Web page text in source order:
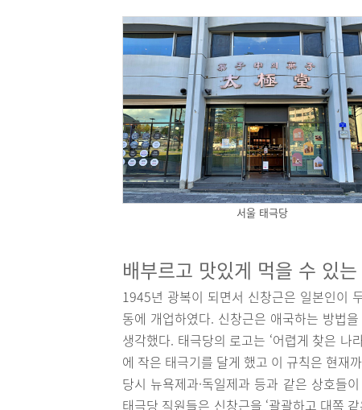
서울 태극당
배부르고 맛있게 먹을 수 있
1945년 광복이 되면서 신창근은 일본인이
동에 개업하였다. 신창근은 애국하는 방법
생각했다. 태극당의 로고는 ‘어렵게 찾은 나
에 작은 태극기를 달게 했고 이 규칙은 현재
당시 뉴욕제과·독일제과 등과 같은 상호들
태극당 직원들은 신창근을 ‘괄괄하고 대쪽